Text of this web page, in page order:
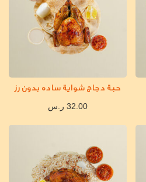
حبة دجاج شواية ساده بدون رز
32.00 ر.س